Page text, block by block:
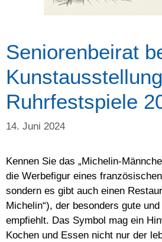
Seniorenbeirat
Ruhrfestspiele
14. Juni 2024
Kennen Sie das „Michelin-
die Werbefigur eines
sondern es gibt auch einen
Michelin“), der besonders gute
empfiehlt. Das Symbol mag ein
Kochen und Essen nicht nur der